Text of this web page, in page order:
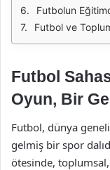
Futbolun
Futbol ve
Futbol
Oyun, Bir
Futbol, dünya
gelmiş bir spor
ötesinde,